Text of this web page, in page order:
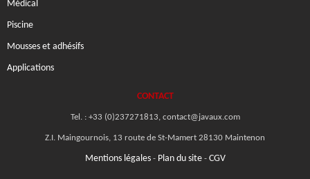
Médical
Piscine
Mousses et adhésifs
Applications
CONTACT
Tel. : +33 (0)237271813, contact@javaux.com
Z.I. Maingournois, 13 route de St-Mamert 28130 Maintenon
Mentions légales- Plan du site- CGV